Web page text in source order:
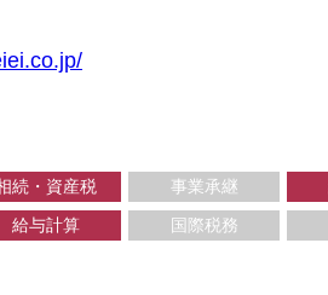
続・資産税 事業承継
給与計算 国際税務